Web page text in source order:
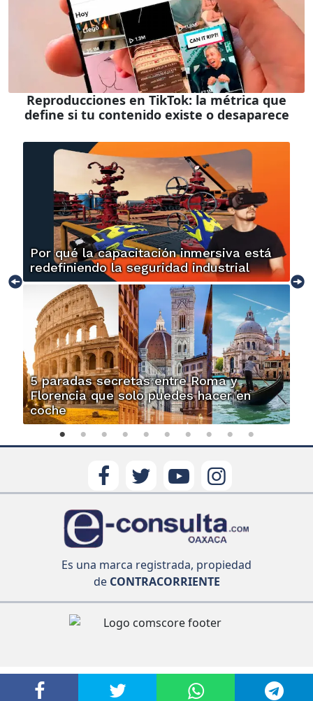
Reproducciones en TikTok: la métrica que
define si tu contenido existe o desaparece
Por qué la capacitación inmersiva está
redefiniendo la seguridad industrial
5 paradas secretas entre Roma y
Florencia que solo puedes hacer en
coche
Es una marca registrada, propiedad
deCONTRACORRIENTE